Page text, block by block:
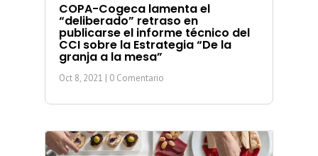
COPA-Cogeca lamenta el
“deliberado” retraso en
publicarse el informe técnico del
CCI sobre la Estrategia “De la
granja a la mesa”
Oct 8, 2021 | 0 Comentario